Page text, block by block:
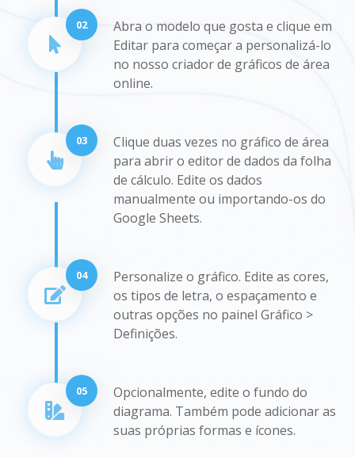
02
Abra o modelo que gosta e clique em
Editar para começar a personalizá-lo
no nosso criador de gráficos de área
online.
03
Clique duas vezes no gráfico de área
para abrir o editor de dados da folha
de cálculo. Edite os dados
manualmente ou importando-os do
Google Sheets.
04
Personalize o gráfico. Edite as cores,
os tipos de letra, o espaçamento e
outras opções no painel Gráfico >
Definições.
05
Opcionalmente, edite o fundo do
diagrama. Também pode adicionar as
suas próprias formas e ícones.